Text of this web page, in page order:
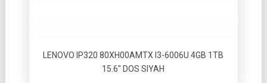
LENOVO IP320 80XH00AMTX I3-6006U 4GB 1TB
15.6″ DOS SIYAH